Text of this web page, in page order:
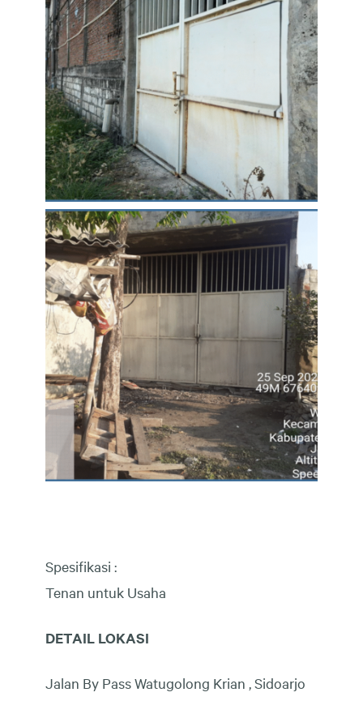
Spesifikasi :
Tenan untuk Usaha
DETAIL LOKASI
Jalan By Pass Watugolong Krian , Sidoarjo